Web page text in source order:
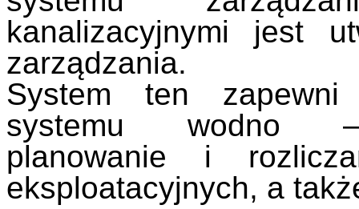
kanalizacyjnymi jest
zarządzania.
System ten
systemu wodno –
planowanie i
eksploatacyjnych, a